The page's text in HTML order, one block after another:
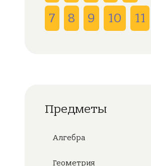
7
8 9 10 11
Предметы
Алгебра
Геометрия